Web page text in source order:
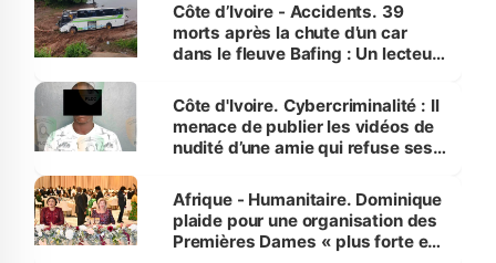
Côte d’Ivoire - Accidents. 39
morts après la chute d’un car
dans le fleuve Bafing : Un lecteur
des Transports
Côte d'Ivoire. Cybercriminalité : Il
menace de publier les vidéos de
nudité d’une amie qui refuse ses
Afrique - Humanitaire. Dominique
plaide pour une organisation des
Premières Dames « plus forte et